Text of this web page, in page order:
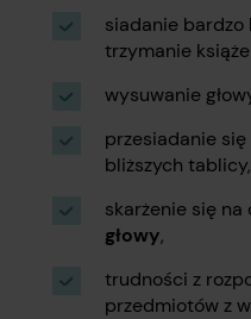
siadanie bardzo
trzymanie
wysuwanie
przesiadanie się
bliższych tablicy,
skarżenie się na
głowy,
trudności z
przedmiotów z